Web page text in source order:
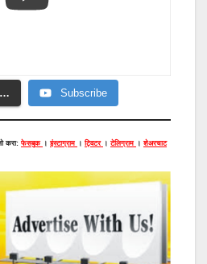
Subscribe
करा: फेसबुक । इंस्टाग्राम । ट्विटर । टेलिग्राम । शेअरचाट